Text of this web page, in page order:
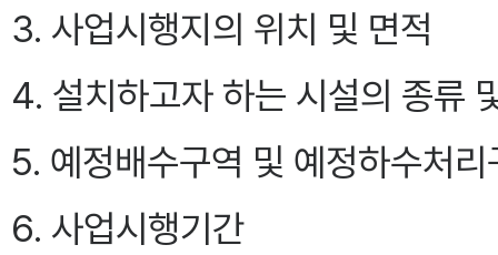
3. 사업시행지의 위치 및 면적
4. 설치하고자 하는 시설의 종류
5. 예정배수구역 및 예정하수처리
6. 사업시행기간